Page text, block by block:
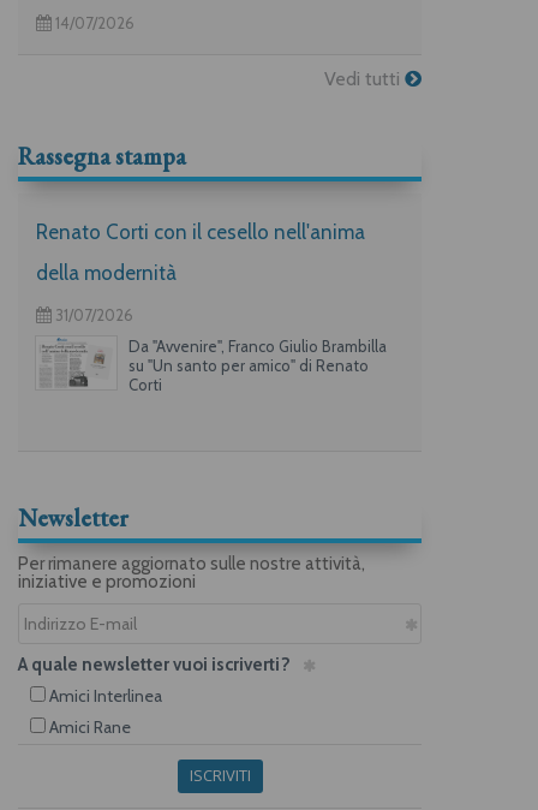
14/07/2026
Vedi tutti
Rassegna stampa
Renato Corti con il cesello nell'anima
della modernità
31/07/2026
Da "Avvenire", Franco Giulio Brambilla
su "Un santo per amico" di Renato
Corti
Newsletter
Per rimanere aggiornato sulle nostre attività,
iniziative e promozioni
A quale newsletter vuoi iscriverti?
Amici Interlinea
Amici Rane
ISCRIVITI